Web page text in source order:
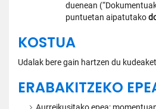
duenean
puntuetan aipatutako
KOSTUA
Udalak bere gain hartzen du
ERABAKITZEKO